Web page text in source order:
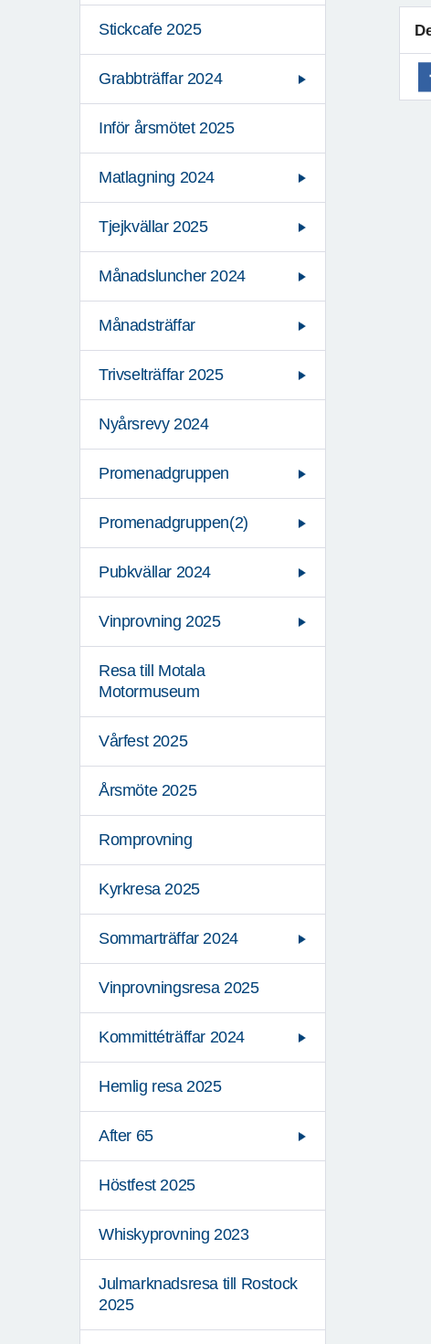
Stickcafe 2025
Grabbträffar 2024
Inför årsmötet 2025
Matlagning 2024
Tjejkvällar 2025
Månadsluncher 2024
Månadsträffar
Trivselträffar 2025
Nyårsrevy 2024
Promenadgruppen
Promenadgruppen(2)
Pubkvällar 2024
Vinprovning 2025
Resa till Motala
Motormuseum
Vårfest 2025
Årsmöte 2025
Romprovning
Kyrkresa 2025
Sommarträffar 2024
Vinprovningsresa 2025
Kommittéträffar 2024
Hemlig resa 2025
After 65
Höstfest 2025
Whiskyprovning 2023
Julmarknadsresa till Rostock
2025